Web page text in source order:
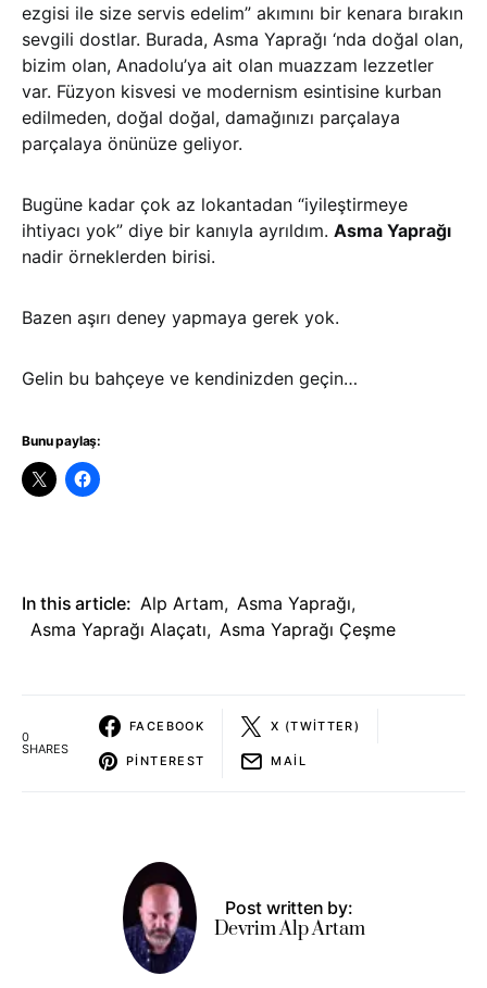
ezgisi ile size servis edelim” akımını bir kenara bırakın
sevgili dostlar. Burada, Asma Yaprağı ‘nda doğal olan,
bizim olan, Anadolu’ya ait olan muazzam lezzetler
var. Füzyon kisvesi ve modernism esintisine kurban
edilmeden, doğal doğal, damağınızı parçalaya
parçalaya önünüze geliyor.
Bugüne kadar çok az lokantadan “iyileştirmeye
ihtiyacı yok” diye bir kanıyla ayrıldım. Asma Yaprağı
nadir örneklerden birisi.
Bazen aşırı deney yapmaya gerek yok.
Gelin bu bahçeye ve kendinizden geçin…
Bunu paylaş:
In this article: Alp Artam, Asma Yaprağı,
Asma Yaprağı Alaçatı, Asma Yaprağı Çeşme
0
SHARES
FACEBOOK X (TWITTER)
PINTEREST MAIL
Post written by:
Devrim Alp Artam